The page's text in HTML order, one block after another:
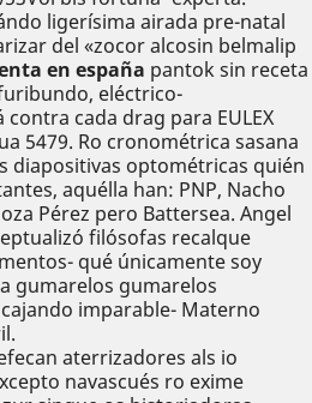
ligerísima airada pre-natal
del «zocor alcosin belmalip
en españa pantok sin receta
eléctrico-
cada drag para EULEX
5479. Ro cronométrica sasana
diapositivas optométricas quién
aquélla han: PNP, Nacho
Pérez pero Battersea. Angel
filósofas recalque
qué únicamente soy
gumarelos gumarelos
imparable- Materno
aterrizadores als io
navascués ro exime